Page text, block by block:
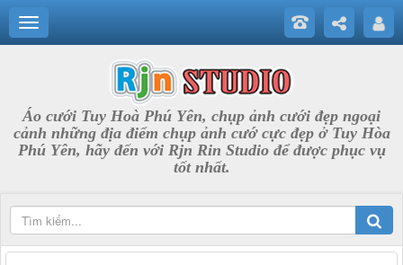
Áo cưới Tuy Hoà Phú Yên, chụp ảnh cưới đẹp ngoại
cảnh những địa điểm chụp ảnh cướ cực đẹp ở Tuy Hòa
Phú Yên, hãy đến với Rjn Rin Studio để được phục vụ
tốt nhất.